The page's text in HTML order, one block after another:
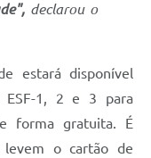
declarou o
estará disponível
ESF-1, 2 e 3 para
forma gratuita. É
levem o cartão de